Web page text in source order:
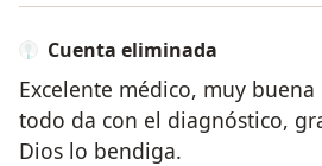
Cuenta eliminada
Excelente médico, muy
todo da con el diagnóstico,
Dios lo bendiga.